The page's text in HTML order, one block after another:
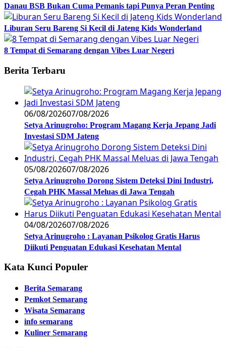
Danau BSB Bukan Cuma Pemanis tapi Punya Peran Penting
Liburan Seru Bareng Si Kecil di Jateng Kids Wonderland
8 Tempat di Semarang dengan Vibes Luar Negeri
Berita Terbaru
06/08/202607/08/2026
Setya Arinugroho: Program Magang Kerja Jepang Jadi
Investasi SDM Jateng
05/08/202607/08/2026
Setya Arinugroho Dorong Sistem Deteksi Dini Industri,
Cegah PHK Massal Meluas di Jawa Tengah
04/08/202607/08/2026
Setya Arinugroho : Layanan Psikolog Gratis Harus
Diikuti Penguatan Edukasi Kesehatan Mental
Kata Kunci Populer
Berita Semarang
Pemkot Semarang
Wisata Semarang
info semarang
Kuliner Semarang